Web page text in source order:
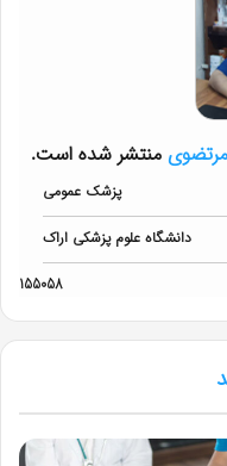
منتشر شده است.
پزشک عمومی
دانشگاه علوم پزشکی اراک
155058